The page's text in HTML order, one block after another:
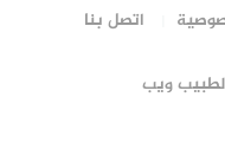
اتصل بنا
ويب